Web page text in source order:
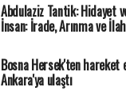
Abdulaziz Tantik: Hidayet
İnsan: İrade, Arınma ve
Bosna Hersek'ten hareket
Ankara'ya ulaştı